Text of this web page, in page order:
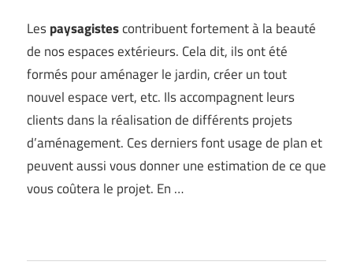
Lespaysagistescontribuent fortement à la beauté
de nos espaces extérieurs. Cela dit, ils ont été
formés pour aménager le jardin, créer un tout
nouvel espace vert, etc. Ils accompagnent leurs
clients dans la réalisation de différents projets
d’aménagement. Ces derniers font usage de plan et
peuvent aussi vous donner une estimation de ce que
vous coûtera le projet. En …